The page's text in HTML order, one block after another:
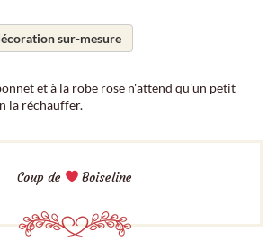
sur-mesure
et à la robe rose n'attend qu'un petit
la réchauffer.
Coup de Boiseline